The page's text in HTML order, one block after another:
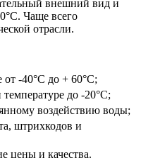
внешний вид и
Чаще всего
отрасли.
от -40°С до + 60°С;
до -20°С;
воздействию воды;
штрихкодов и
цены и качества.